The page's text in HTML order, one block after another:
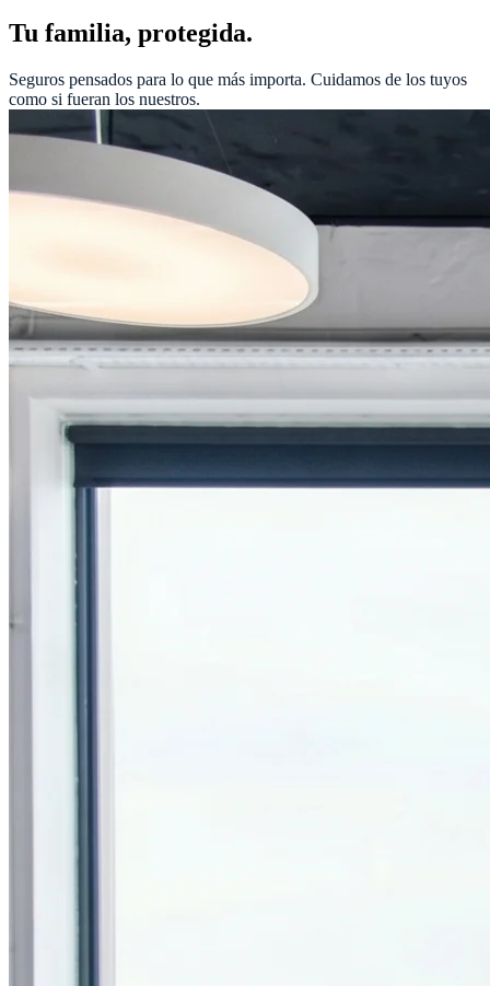
Tu familia, protegida.
Seguros pensados para lo que más importa. Cuidamos de los tuyos
como si fueran los nuestros.